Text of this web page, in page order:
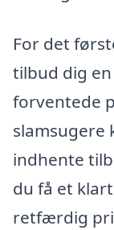
For det
tilbud dig
forventede
slamsugere
indhente
du få et
retfærdig